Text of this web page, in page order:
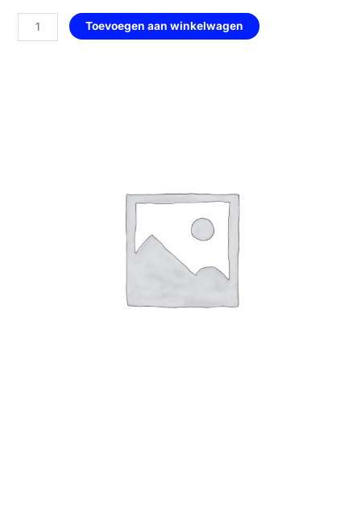
Geometrisch
Hart
Toevoegen aan winkelwagen